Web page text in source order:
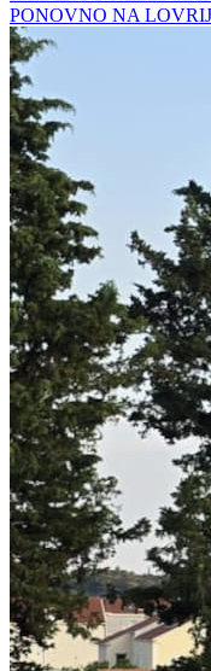
PONOVNO NA